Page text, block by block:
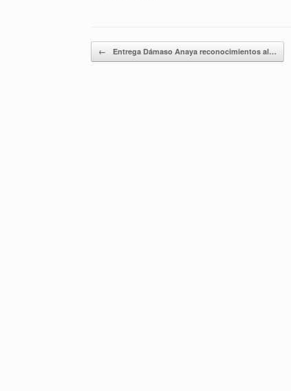
Navegador de artículos
← Entrega Dámaso Anaya reconocimientos al…